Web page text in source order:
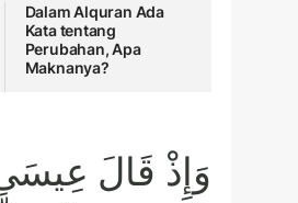
Dalam Alquran Ada
Kata tentang
Perubahan, Apa
Maknanya?
وَإِذْ قَالَ